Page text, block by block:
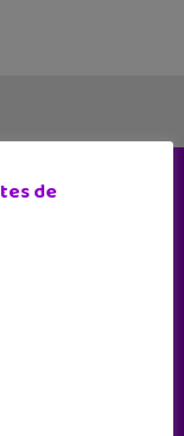
de